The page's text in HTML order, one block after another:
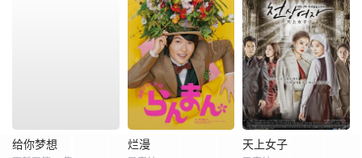
给你梦想 烂漫 天上女子